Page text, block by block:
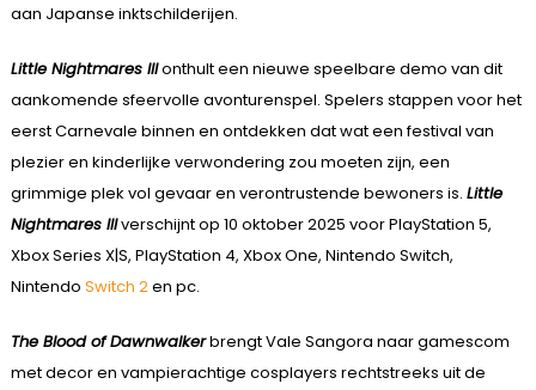
aan Japanse inktschilderijen.
Little Nightmares IIIonthult een nieuwe speelbare demo van dit
aankomende sfeervolle avonturenspel. Spelers stappen voor het
eerst Carnevale binnen en ontdekken dat wat een festival van
plezier en kinderlijke verwondering zou moeten zijn, een
grimmige plek vol gevaar en verontrustende bewoners is. Little
Nightmares IIIverschijnt op 10 oktober 2025 voor PlayStation 5,
Xbox Series X|S, PlayStation 4, Xbox One, Nintendo Switch,
Nintendo Switch 2en pc.
The Blood of Dawnwalkerbrengt Vale Sangora naar gamescom
met decor en vampierachtige cosplayers rechtstreeks uit de